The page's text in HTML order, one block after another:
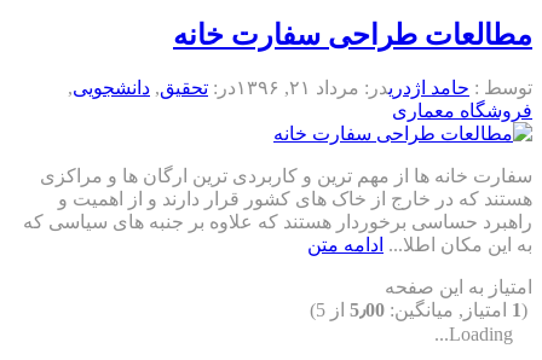
مطالعات طراحی سفارت خانه
توسط : حامد اژدریدر: مرداد ۲۱, ۱۳۹۶ در: تحقیق, دانشجویی,
فروشگاه معماری
سفارت خانه ها از مهم ترین و کاربردی ترین ارگان ها و مراکزی
هستند که در خارج از خاک های کشور قرار دارند و از اهمیت و
راهبرد حساسی برخوردار هستند که علاوه بر جنبه های سیاسی که
به این مکان اطلا... ادامه متن
امتیاز به این صفحه
(
1 امتیاز, میانگین: 5٫00 از 5)
Loading...